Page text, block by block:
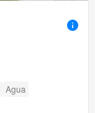
Agua